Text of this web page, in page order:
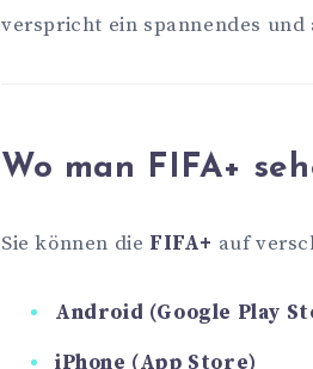
verspricht ein spannendes und
Wo man FIFA+
Sie können die FIFA+ auf
Android (Google Play
iPhone (App Store)